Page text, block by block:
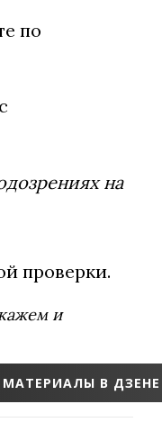
по
на
проверки.
и
В ДЗЕНЕ